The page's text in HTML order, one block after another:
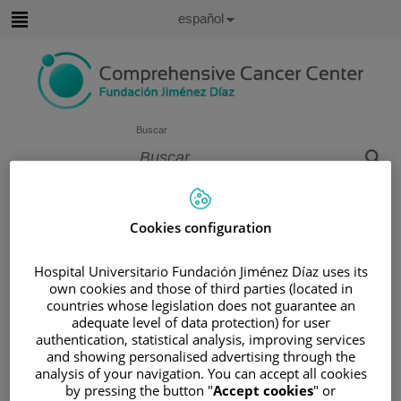
contenido
Buscar
Idioma
Español
ÁREA DEL PACIENTE
SOBRE EL CÁNCER
/TIPOS DE CÁNCER/ÁREA DE SARCOMA
OSTEOSARCOMA
ESTADIFICACIÓN DE LOS OSTEOSARCONAS
Estadificación de los
osteosarconas
Cookies configuration
Hospital Universitario Fundación Jiménez Díaz uses its
own cookies and those of third parties (located in
countries whose legislation does not guarantee an
adequate level of data protection) for user
authentication, statistical analysis, improving services
and showing personalised advertising through the
analysis of your navigation. You can accept all cookies
by pressing the button "Accept cookies" or